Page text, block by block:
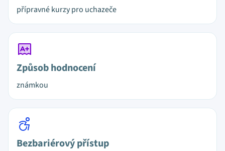
přípravné kurzy pro uchazeče
Způsob hodnocení
známkou
Bezbariérový přístup